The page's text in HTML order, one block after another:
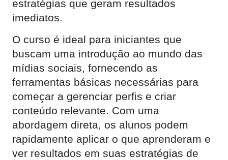
estratégias que geram resultados
imediatos.
O curso é ideal para iniciantes que
buscam uma introdução ao mundo das
mídias sociais, fornecendo as
ferramentas básicas necessárias para
começar a gerenciar perfis e criar
conteúdo relevante. Com uma
abordagem direta, os alunos podem
rapidamente aplicar o que aprenderam e
ver resultados em suas estratégias de